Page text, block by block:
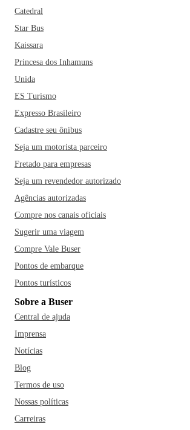
Catedral
Star Bus
Kaissara
Princesa dos Inhamuns
Unida
ES Turismo
Expresso Brasileiro
Cadastre seu ônibus
Seja um motorista parceiro
Fretado para empresas
Seja um revendedor autorizado
Agências autorizadas
Compre nos canais oficiais
Sugerir uma viagem
Compre Vale Buser
Pontos de embarque
Pontos turísticos
Sobre a Buser
Central de ajuda
Imprensa
Notícias
Blog
Termos de uso
Nossas políticas
Carreiras